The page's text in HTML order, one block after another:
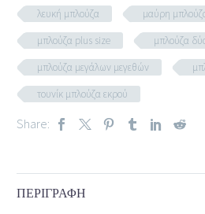
λευκή μπλούζα
μαύρη
μπλούζα plus size
μπλούζα
μπλούζα μεγάλων μεγεθών
τουνίκ μπλούζα εκρού
Share:
ΠΕΡΙΓΡΑΦΉ